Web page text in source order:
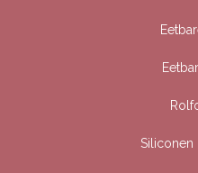
Siliconen